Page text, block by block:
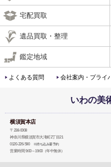
宅配買取
遺品買取・整理
鑑定地域
よくある質問 会社案内・プライ
いわの美
横須賀本店
〒238-0008
神奈川県横須賀市大滝町2丁目21
0120-226-590
※持ち込み要予約
営業時間 9:00～19:00（年中無休）